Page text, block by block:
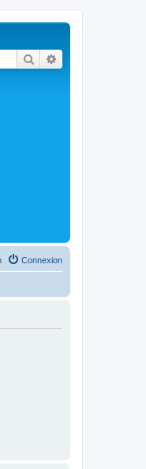
Rechercher
Connexion